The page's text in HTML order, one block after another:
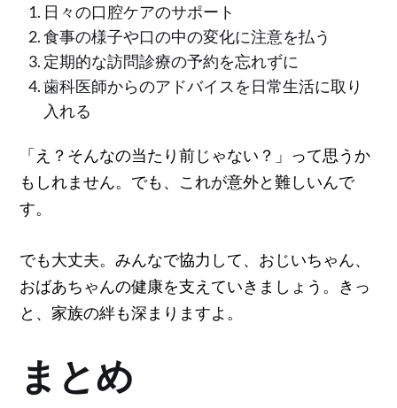
日々の口腔ケアのサポート
食事の様子や口の中の変化に注意を払う
定期的な訪問診療の予約を忘れずに
歯科医師からのアドバイスを日常生活に取り
入れる
「え？そんなの当たり前じゃない？」って思うか
もしれません。でも、これが意外と難しいんで
す。
でも大丈夫。みんなで協力して、おじいちゃん、
おばあちゃんの健康を支えていきましょう。きっ
と、家族の絆も深まりますよ。
まとめ